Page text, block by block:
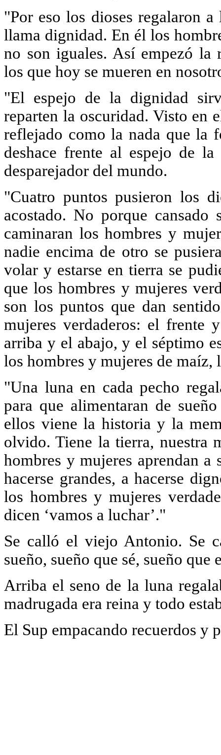
"Por eso los dioses regalaron
llama dignidad. En él los
no son iguales. Así empezó la
los que hoy se mueren en
"El espejo de la dignidad
reparten la oscuridad. Visto en
reflejado como la nada que la
deshace frente al espejo de
desparejador del mundo.
"Cuatro puntos pusieron los
acostado. No porque cansado
caminaran los hombres y
nadie encima de otro se
volar y estarse en tierra se
que los hombres y mujeres
son los puntos que dan
mujeres verdaderos: el
arriba y el abajo, y el séptimo
los hombres y mujeres de maíz,
"Una luna en cada pecho
para que alimentaran de
ellos viene la historia y la
olvido. Tiene la tierra, nuestra
hombres y mujeres aprendan a
hacerse grandes, a hacerse
los hombres y mujeres
dicen ‘vamos a luchar’."
Se calló el viejo Antonio. Se
sueño, sueño que sé, sueño que
Arriba el seno de la luna
madrugada era reina y todo
El Sup empacando recuerdos y